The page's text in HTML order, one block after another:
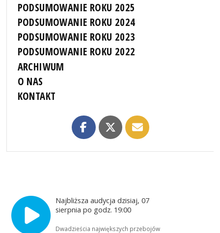
PODSUMOWANIE ROKU 2025
PODSUMOWANIE ROKU 2024
PODSUMOWANIE ROKU 2023
PODSUMOWANIE ROKU 2022
ARCHIWUM
O NAS
KONTAKT
Najbliższa audycja dzisiaj, 07
sierpnia po godz. 19:00
Dwadzieścia największych przebojów